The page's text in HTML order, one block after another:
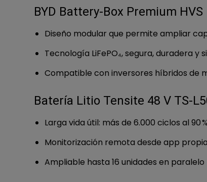
BYD Battery-Box Premium HVS
Diseño modular que permite ampliar
Tecnología LiFePO₄, segura, duradera y
Compatible con inversores híbridos de
Batería Litio Tensite 48 V
Larga vida útil: más de 6.000 ciclos al 90
Monitorización remota desde app
Ampliable hasta 16 unidades en